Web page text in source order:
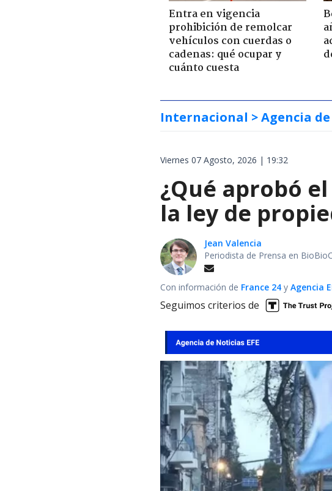
Entra en vigencia
prohibición de remolcar
vehículos con cuerdas o
cadenas: qué ocupar y
cuánto cuesta
Internacional > Agencia
Viernes 07 Agosto, 2026 | 19:32
¿Qué aprobó
la ley de
Jean Valencia
Periodista de Prensa en
Con información de France 24 y Agencia
Seguimos criterios de